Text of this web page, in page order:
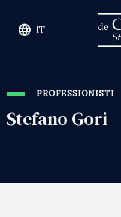
language IT
PROFESSIONISTI
Stefano Gori